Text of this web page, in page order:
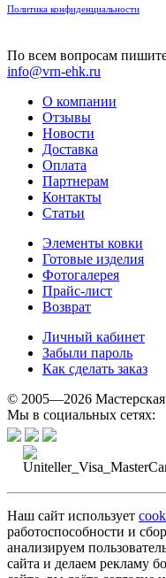
Политика конфиденциальности
По всем вопросам
info@vrn-ehk.ru
О компании
Отзывы
Новости
Доставка
Оплата
Партнерам
Контакты
Статьи
Элементы ковки
Готовые изделия
Фотогалерея
Прайс-лист
Возврат
Личный кабинет
Забыли пароль
Как сделать заказ
© 2005—2026
Мы в социальных сетях:
Наш сайт использует
работоспособности и
анализируем
сайта и делаем рекламу